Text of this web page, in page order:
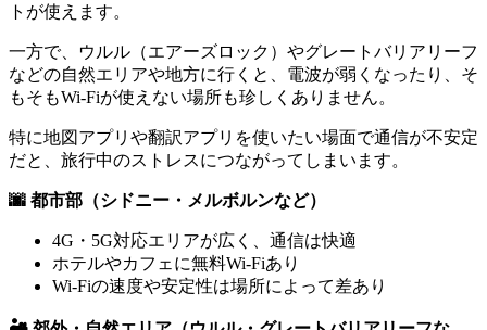
トが使えます。
一方で、ウルル（エアーズロック）やグレートバリアリーフ
などの自然エリアや地方に行くと、電波が弱くなったり、そ
もそもWi‑Fiが使えない場所も珍しくありません。
特に地図アプリや翻訳アプリを使いたい場面で通信が不安定
だと、旅行中のストレスにつながってしまいます。
🌆 都市部（シドニー・メルボルンなど）
4G・5G対応エリアが広く、通信は快適
ホテルやカフェに無料Wi‑Fiあり
Wi‑Fiの速度や安定性は場所によって差あり